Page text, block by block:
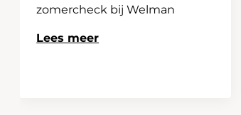
zomercheck bij Welman
Lees meer